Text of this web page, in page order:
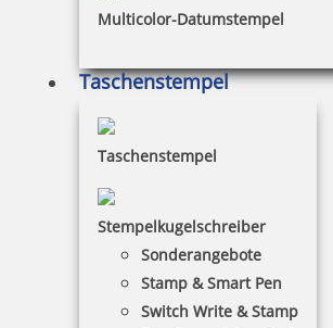
Multicolor-Datumstempel
Taschenstempel
Taschenstempel
Stempelkugelschreiber
Sonderangebote
Stamp & Smart Pen
Switch Write & Stamp
Trodat Classic Datumstempel 2910
52,66 €